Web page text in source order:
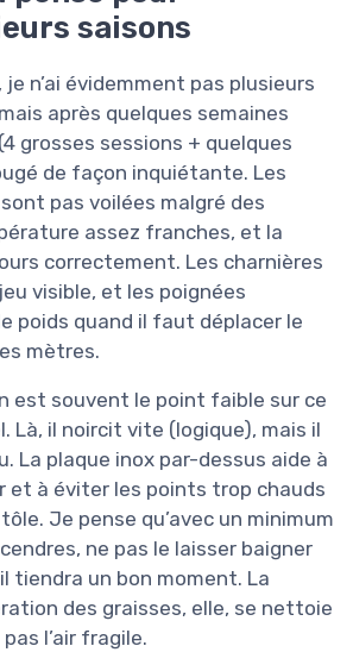
saisons
n’ai évidemment pas plusieurs
après quelques semaines
grosses sessions + quelques
de façon inquiétante. Les
pas voilées malgré des
assez franches, et la
correctement. Les charnières
visible, et les poignées
poids quand il faut déplacer le
mètres.
est souvent le point faible sur ce
Là, il noircit vite (logique), mais il
La plaque inox par-dessus aide à
et à éviter les points trop chauds
Je pense qu’avec un minimum
ne pas le laisser baigner
tiendra un bon moment. La
des graisses, elle, se nettoie
l’air fragile.